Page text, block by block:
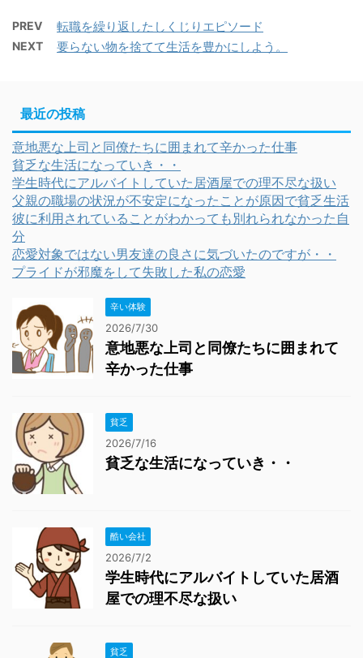
PREV 転職を繰り返したしくじりエピソード
NEXT 要らない物を捨てて生活を豊かにしよう。
最近の投稿
意地悪な上司と同僚たちに囲まれて辛かった仕事
貧乏な生活になっていき・・
学生時代にアルバイトしていた居酒屋での理不尽な扱い
父親の職場の状況が不安定になったことが原因で貧乏生活
彼に利用されていることがわかっても別れられなかった自
分
恋愛対象ではない男友達の良さに気づいたのですが・・
プライドが邪魔をして失敗した私の恋愛
辛い体験
2026/7/30
意地悪な上司と同僚たちに囲まれて
辛かった仕事
貧乏
2026/7/16
貧乏な生活になっていき・・
酷い会社
2026/7/2
学生時代にアルバイトしていた居酒
屋での理不尽な扱い
貧乏